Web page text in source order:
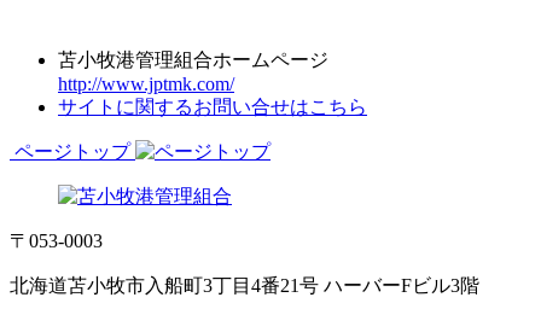
苫小牧港管理組合ホームページ
http://www.jptmk.com/
サイトに関するお問い合せはこちら
ページトップ
〒053-0003
北海道苫小牧市入船町3丁目4番21号 ハーバーFビル3階